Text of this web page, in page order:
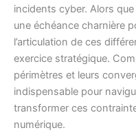
incidents cyber. Alors que
une échéance charnière
l’articulation de ces
exercice stratégique.
périmètres et leurs
indispensable pour
transformer ces
numérique.